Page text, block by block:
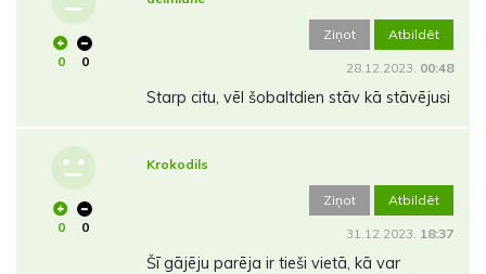
0 0
Ziņot Atbildēt
28.12.2023. 00:48
Starp citu, vēl šobaltdien stāv kā stāvējusi
0 0
Krokodils
Ziņot Atbildēt
31.12.2023. 18:37
Šī gājēju parēja ir tieši vietā, kā var